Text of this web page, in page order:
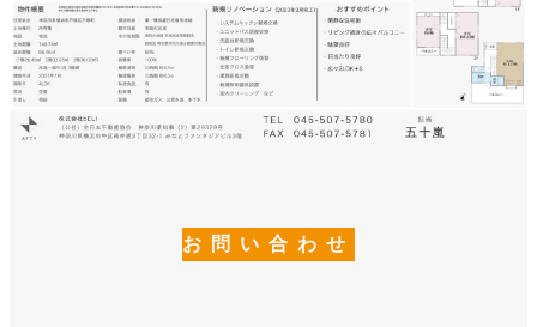
お問い合わせ